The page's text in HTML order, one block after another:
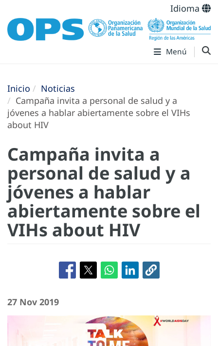
Idioma
Menú
Inicio
Noticias
Campaña invita a personal de salud y a
jóvenes a hablar abiertamente sobre el VIHs
about HIV
Campaña invita a
personal de salud y a
jóvenes a hablar
abiertamente sobre el
VIHs about HIV
27 Nov 2019